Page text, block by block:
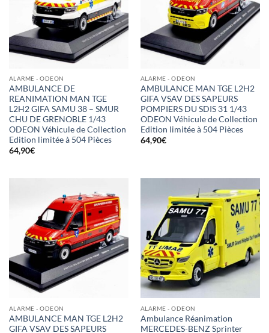
ALARME - ODEON
AMBULANCE DE
REANIMATION MAN TGE
L2H2 GIFA SAMU 38 – SMUR
CHU DE GRENOBLE 1/43
ODEON Véhicule de Collection
Edition limitée à 504 Pièces
64,90€
ALARME - ODEON
AMBULANCE MAN TGE L2H2
GIFA VSAV DES SAPEURS
POMPIERS DU SDIS 31 1/43
ODEON Véhicule de Collection
Edition limitée à 504 Pièces
64,90€
ALARME - ODEON
AMBULANCE MAN TGE L2H2
GIFA VSAV DES SAPEURS
ALARME - ODEON
Ambulance Réanimation
MERCEDES-BENZ Sprinter